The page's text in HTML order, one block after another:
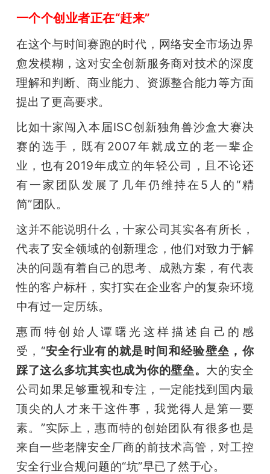
一个个创业者正在“赶来”
在这个与时间赛跑的时代，网络安全市场边界
愈发模糊，这对安全创新服务商对技术的深度
理解和判断、商业能力、资源整合能力等方面
提出了更高要求。
比如十家闯入本届ISC创新独角兽沙盒大赛决
赛的选手，既有2007年就成立的老一辈企
业，也有2019年成立的年轻公司，且不论还
有一家团队发展了几年仍维持在5人的“精
简”团队。
这并不能说明什么，十家公司其实各有所长，
代表了安全领域的创新理念，他们对致力于解
决的问题有着自己的思考、成熟方案，有代表
性的客户标杆，实打实在企业客户的复杂环境
中有过一定历练。
惠而特创始人谭曙光这样描述自己的感
受，“安全行业有的就是时间和经验壁垒，你
踩了这么多坑其实也成为你的壁垒。 大的安全
公司如果足够重视和专注，一定能找到国内最
顶尖的人才来干这件事，我觉得人是第一要
素。”实际上，惠而特的创始团队有很多也是
来自一些老牌安全厂商的前技术高管，对工控
安全行业合规问题的“坑”早已了然于心。